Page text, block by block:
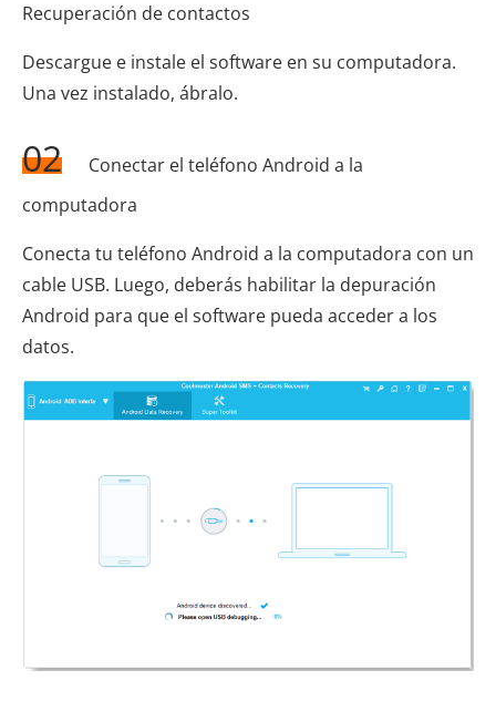
Recuperación de contactos
Descargue e instale el software en su computadora.
Una vez instalado, ábralo.
02
Conectar el teléfono Android a la
computadora
Conecta tu teléfono Android a la computadora con un
cable USB. Luego, deberás habilitar la depuración
Android para que el software pueda acceder a los
datos.